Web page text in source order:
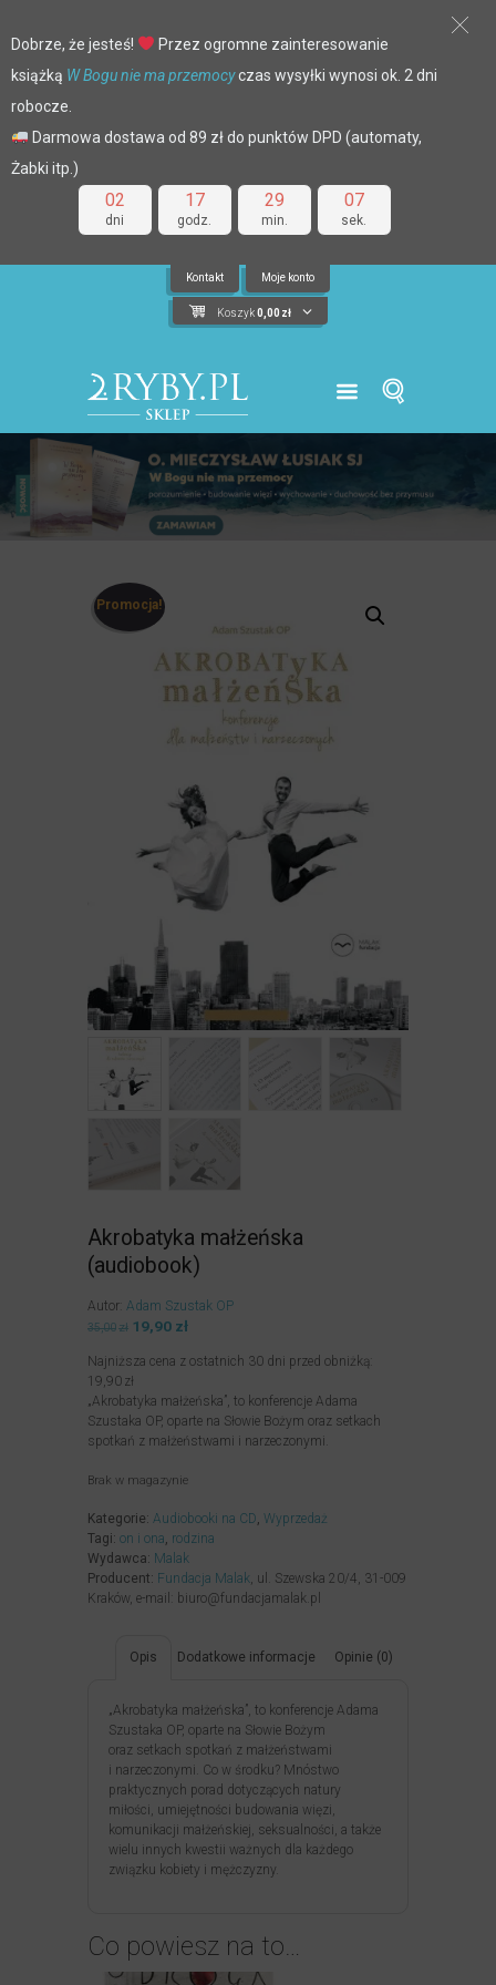
02
dni
17
godz.
29
min.
07
sek.
Dobrze, że jesteś!
Przez ogromne zainteresowanie
książką W Bogu nie ma przemocyczas wysyłki wynosi ok. 2 dni
robocze.
Darmowa dostawa od 89 zł do punktów DPD (automaty,
Żabki itp.)
Kontakt Moje konto
Koszyk 0,00 zł
Promocja!
Akrobatyka małżeńska
(audiobook)
Autor: Adam Szustak OP
35,00zł Pierwotna
wynosiła:
35,00zł.
19,90 złAktualna
wynosi:
Najniższa cena z ostatnich 30 dni przed obniżką:
19,90 zł
„Akrobatyka małżeńska”, to konferencje Adama
Szustaka OP, oparte na Słowie Bożym oraz setkach
spotkań z małżeństwami i narzeczonymi.
Brak w magazynie
Kategorie: Audiobooki na CD, Wyprzedaż
Tagi: on i ona, rodzina
Wydawca: Malak
Producent: Fundacja Malak, ul. Szewska 20/4, 31-009
Kraków, e-mail: biuro@fundacjamalak.pl
Opis Dodatkowe informacje Opinie (0)
„Akrobatyka małżeńska”, to konferencje Adama
Szustaka OP, oparte na Słowie Bożym
oraz setkach spotkań z małżeństwami
i narzeczonymi. Co w środku? Mnóstwo
praktycznych porad dotyczących natury
miłości, umiejętności budowania więzi,
komunikacji małżeńskiej, seksualności, a także
wielu innych kwestii ważnych dla każdego
związku kobiety i mężczyzny.
Co powiesz na to…